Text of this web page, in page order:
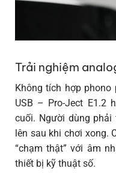
Trải nghiệm
Không tích hợp phono
USB – Pro-Ject E1.2
cuối. Người dùng
lên sau khi chơi xong.
“chạm thật” với âm
thiết bị kỹ thuật số.